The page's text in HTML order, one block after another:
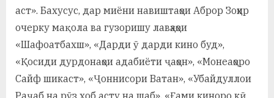
аст». Бахусус, дар миёни навиштаҳои Аброр Зоҳир
очерку мақола ва гузоришу лавҳаҳои
«Шафоатбахш», «Дарди ӯ дарди кино буд»,
«Қосиди дурдонаҳои адабиёти ҷаҳон», «Монеаҳоро
Сайф шикаст», «Ҷоннисори Ватан», «Убайдуллои
Раҷаб на рӯз хоб асту на шаб», «Ғами киноро кӣ